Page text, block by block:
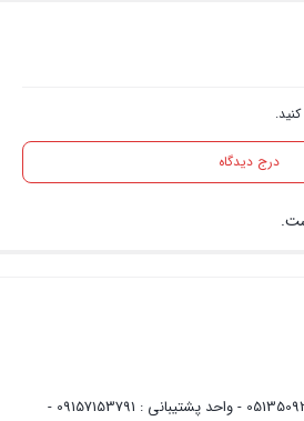
درج دیدگاه
واحد پشتیبانی مشتریان : 05135092741 - واحد پشتیبانی : 09157153791 -